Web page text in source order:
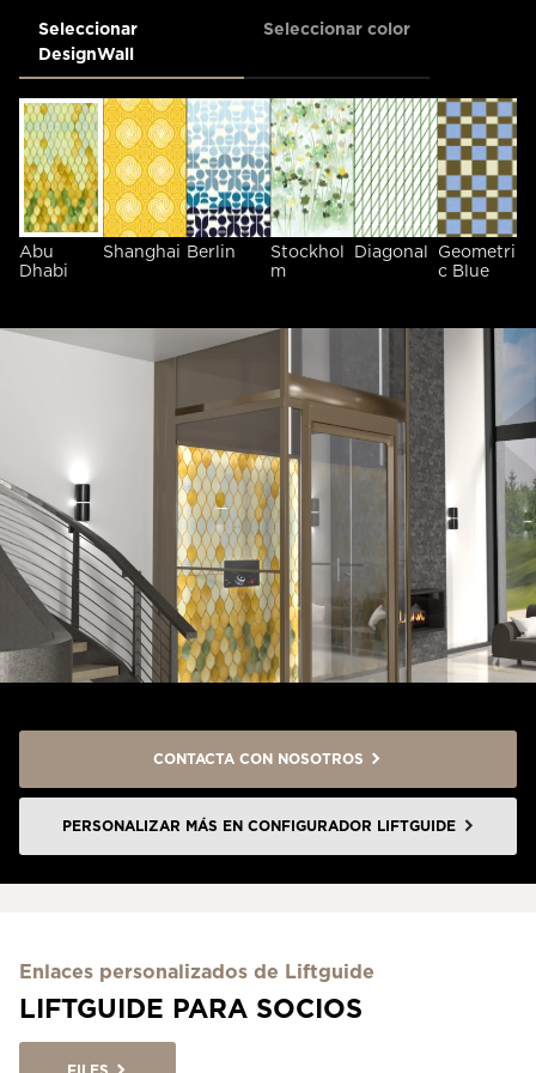
Abu
Dhabi
Shanghai Berlin
Stockhol
m
Diagonal
Geometri
c Blue
Seleccionar
DesignWall
Seleccionar color
CONTACTA CON NOSOTROS
PERSONALIZAR MÁS EN CONFIGURADOR LIFTGUIDE
Enlaces personalizados de Liftguide
LIFTGUIDE PARA SOCIOS